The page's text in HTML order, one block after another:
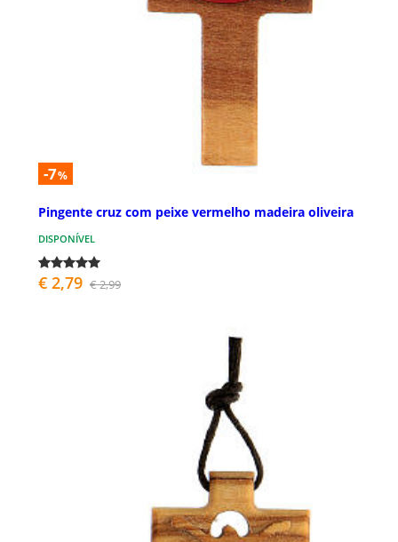
-7%
Pingente cruz com peixe vermelho madeira oliveira
DISPONÍVEL
€ 2,79 € 2,99